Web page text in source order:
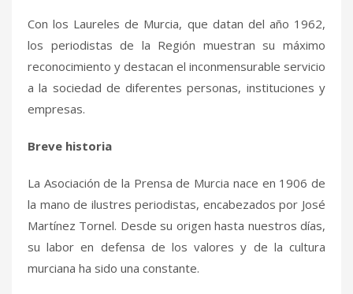
Con los Laureles de Murcia, que datan del año 1962,
los periodistas de la Región muestran su máximo
reconocimiento y destacan el inconmensurable servicio
a la sociedad de diferentes personas, instituciones y
empresas.
Breve historia
La Asociación de la Prensa de Murcia nace en 1906 de
la mano de ilustres periodistas, encabezados por José
Martínez Tornel. Desde su origen hasta nuestros días,
su labor en defensa de los valores y de la cultura
murciana ha sido una constante.